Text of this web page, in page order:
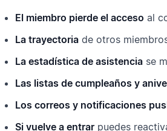
El miembro pierde el acceso al
La trayectoria de otros
La estadística de asistencia se
Las listas de cumpleaños y
Los correos y notificaciones
Si vuelve a entrar puedes